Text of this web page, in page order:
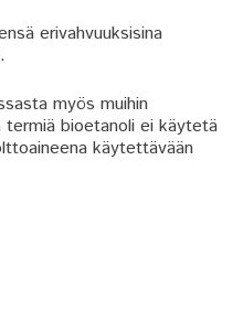
erivahvuuksisina
myös muihin
bioetanoli ei käytetä
käytettävään